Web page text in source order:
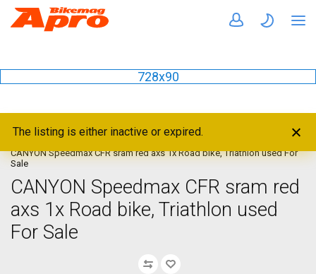
728x90
The listing is either inactive or expired.
Home Bikes
Triathlon
CANYON Speedmax CFR sram red axs 1x Road bike, Triathlon used For
Sale
CANYON Speedmax CFR sram red
axs 1x Road bike, Triathlon used
For Sale